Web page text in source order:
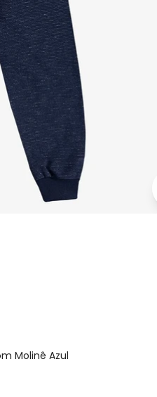
Molinê Azul